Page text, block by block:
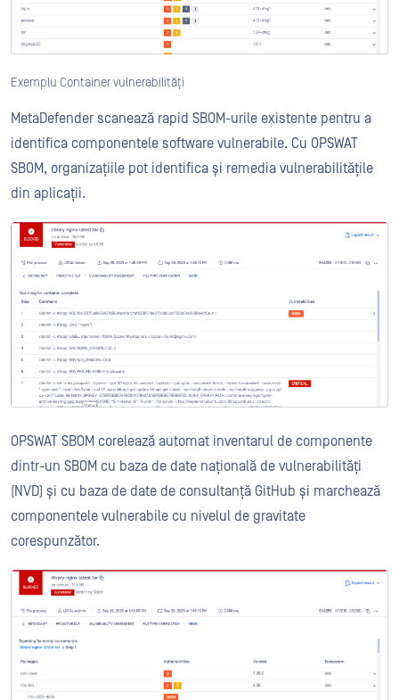
Exemplu Container vulnerabilități
MetaDefender scanează rapid SBOM-urile existente pentru a
identifica componentele software vulnerabile. Cu OPSWAT
SBOM, organizațiile pot identifica și remedia vulnerabilitățile
din aplicații.
OPSWAT SBOM corelează automat inventarul de componente
dintr-un SBOM cu baza de date națională de vulnerabilități
(NVD) și cu baza de date de consultanță GitHub și marchează
componentele vulnerabile cu nivelul de gravitate
corespunzător.